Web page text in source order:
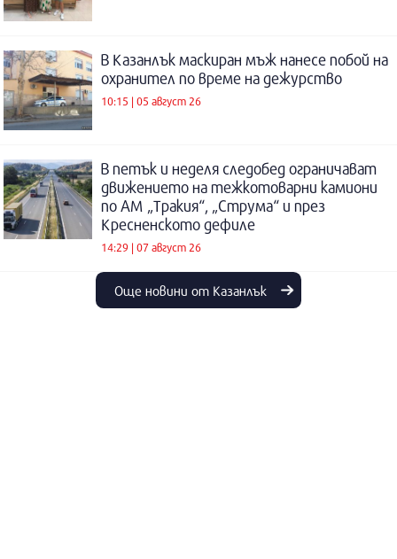
В Казанлък маскиран мъж нанесе побой на
охранител по време на дежурство
10:15 | 05 август 26
В петък и неделя следобед ограничават
движението на тежкотоварни камиони
по АМ „Тракия“, „Струма“ и през
Кресненското дефиле
14:29 | 07 август 26
Още новини от Казанлък